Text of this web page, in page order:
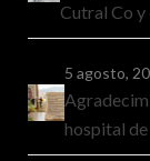
Cutral Co y
5 agosto,
hospital